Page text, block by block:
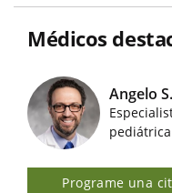
Médicos
Imágenes de
Angelo
pediátrica
Programe una